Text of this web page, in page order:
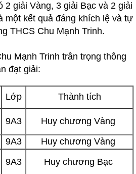
2 giải Vàng, 3 giải Bạc và 2 giải
một kết quả đáng khích lệ và tự
THCS Chu Mạnh Trinh.
Trinh trân trọng thông
đạt giải:
Lớp Thành tích
9A3
Huy chương Vàng
9A3
Huy chương Vàng
9A3 Huy chương Bạc